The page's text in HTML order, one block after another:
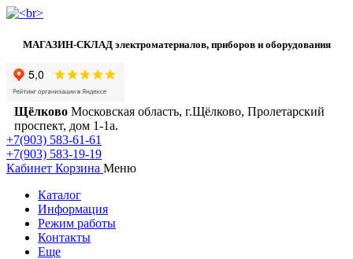
МАГАЗИН-СКЛАД электроматериалов, приборов и оборудования
Щёлково Московская область, г.Щёлково, Пролетарский
проспект, дом 1‑1а.
+7(903) 583-61-61
+7(903) 583-19-19
Кабинет Корзина Меню
Каталог
Информация
Режим работы
Контакты
Еще